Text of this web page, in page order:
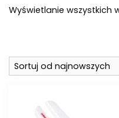
Wyświetlanie wszystkich